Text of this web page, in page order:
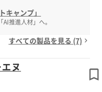
キャンプ」
推進人材」へ。
すべての製品を見る (7)
ヌ